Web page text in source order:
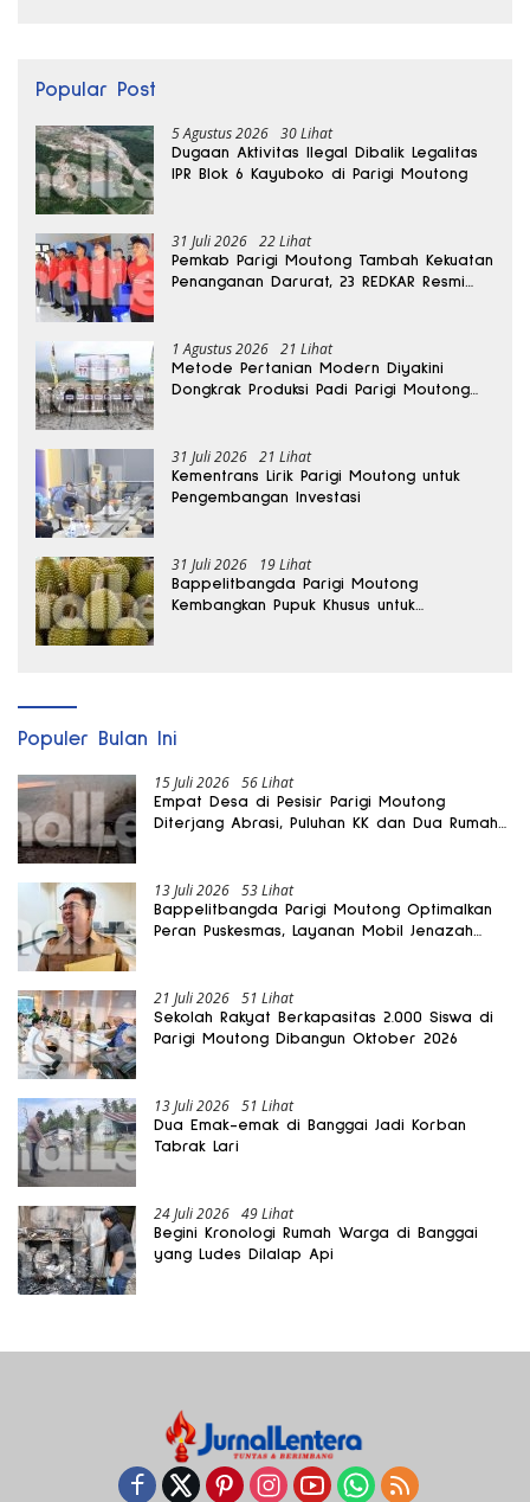
Popular Post
5 Agustus 2026 30 Lihat
Dugaan Aktivitas Ilegal Dibalik Legalitas
IPR Blok 6 Kayuboko di Parigi Moutong
31 Juli 2026 22 Lihat
Pemkab Parigi Moutong Tambah Kekuatan
Penanganan Darurat, 23 REDKAR Resmi
1 Agustus 2026 21 Lihat
Metode Pertanian Modern Diyakini
Dongkrak Produksi Padi Parigi Moutong
31 Juli 2026 21 Lihat
Kementrans Lirik Parigi Moutong untuk
Pengembangan Investasi
31 Juli 2026 19 Lihat
Bappelitbangda Parigi Moutong
Kembangkan Pupuk Khusus untuk
Populer Bulan Ini
15 Juli 2026 56 Lihat
Empat Desa di Pesisir Parigi Moutong
Diterjang Abrasi, Puluhan KK dan Dua Rumah
13 Juli 2026 53 Lihat
Bappelitbangda Parigi Moutong Optimalkan
Peran Puskesmas, Layanan Mobil Jenazah
21 Juli 2026 51 Lihat
Sekolah Rakyat Berkapasitas 2.000 Siswa di
Parigi Moutong Dibangun Oktober 2026
13 Juli 2026 51 Lihat
Dua Emak-emak di Banggai Jadi Korban
Tabrak Lari
24 Juli 2026 49 Lihat
Begini Kronologi Rumah Warga di Banggai
yang Ludes Dilalap Api